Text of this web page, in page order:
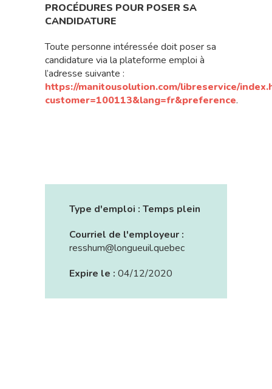
PROCÉDURES POUR POSER SA
CANDIDATURE
Toute personne intéressée doit poser sa
candidature via la plateforme emploi à
l’adresse suivante :
https://manitousolution.com/libreservice/
customer=100113&lang=fr&preference.
Type d'emploi : Temps plein
Courriel de l'employeur :
resshum@longueuil.quebec
Expire le : 04/12/2020